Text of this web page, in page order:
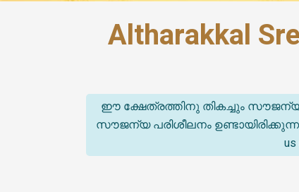
Altharakkal
ഈ ക്ഷേത്രത്തിനു തികച്ചും
സൗജന്യ പരിശീലനം ഉണ്ടായിരിക്കുന്നതാണ്.
us